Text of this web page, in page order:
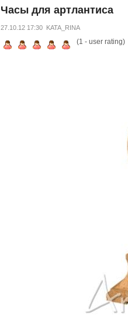
Часы для артлантиса
27.10.12 17:30 KATA_RINA
(1 - user rating)